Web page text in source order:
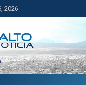
2026
Noticia
de El Alto, Bolivia y el